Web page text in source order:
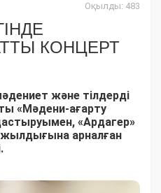
Оқылды: 483
КОНЦЕРТ
және тілдерді
«Мәдени-ағарту
«Ардагер»
арналған